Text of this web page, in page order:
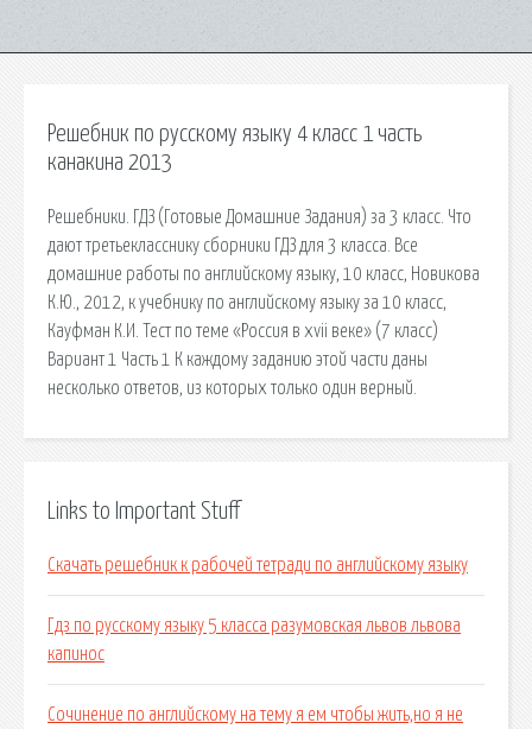
Решебник по русскому языку 4 класс 1 часть
канакина 2013
Решебники. ГДЗ (Готовые Домашние Задания) за 3 класс. Что
дают третьекласснику сборники ГДЗ для 3 класса. Bсe
домашние работы по английскому языку, 10 класс, Новикова
К.Ю., 2012, к учебнику по английскому языку за 10 класс,
Кауфман К.И. Тест по теме «Россия в xvii веке» (7 класс)
Вариант 1 Часть 1 К каждому заданию этой части даны
несколько ответов, из которых только один верный.
Links to Important Stuff
Скачать решебник к рабочей тетради по английскому языку
Гдз по русскому языку 5 класса разумовская львов львова
капинос
Сочинение по английскому на тему я ем чтобы жить,но я не